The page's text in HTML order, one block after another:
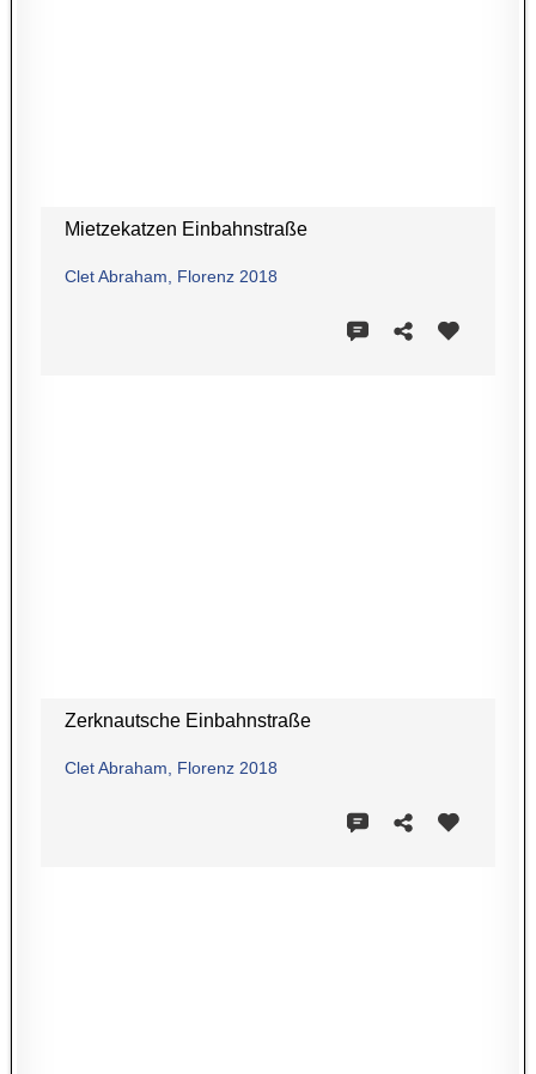
Mietzekatzen Einbahnstraße
Clet Abraham, Florenz 2018
Zerknautsche Einbahnstraße
Clet Abraham, Florenz 2018